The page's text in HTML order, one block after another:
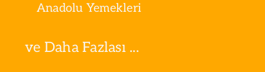
Anadolu Yemekleri
ve Daha Fazlası ...